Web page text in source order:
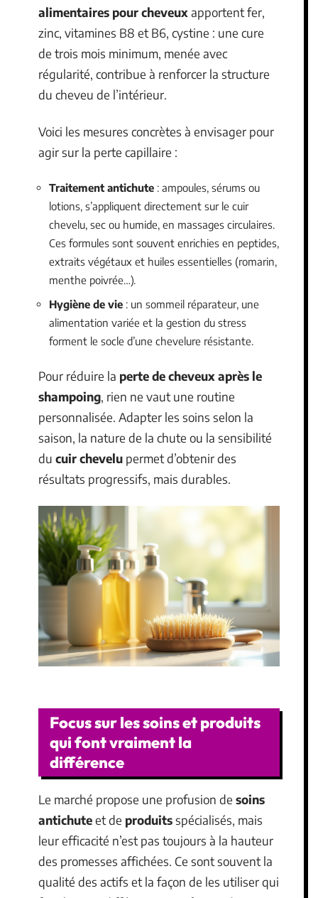
alimentaires pour cheveuxapportent fer,
zinc, vitamines B8 et B6, cystine : une cure
de trois mois minimum, menée avec
régularité, contribue à renforcer la structure
du cheveu de l’intérieur.
Voici les mesures concrètes à envisager pour
agir sur la perte capillaire :
Traitement antichute : ampoules, sérums ou
lotions, s’appliquent directement sur le cuir
chevelu, sec ou humide, en massages circulaires.
Ces formules sont souvent enrichies en peptides,
extraits végétaux et huiles essentielles (romarin,
menthe poivrée…).
Hygiène de vie : un sommeil réparateur, une
alimentation variée et la gestion du stress
forment le socle d’une chevelure résistante.
Pour réduire la perte de cheveux après le
shampoing, rien ne vaut une routine
personnalisée. Adapter les soins selon la
saison, la nature de la chute ou la sensibilité
du cuir chevelu permet d’obtenir des
résultats progressifs, mais durables.
Focus sur les soins et produits
qui font vraiment la
différence
Le marché propose une profusion de soins
antichuteet de produitsspécialisés, mais
leur efficacité n’est pas toujours à la hauteur
des promesses affichées. Ce sont souvent la
qualité des actifs et la façon de les utiliser qui